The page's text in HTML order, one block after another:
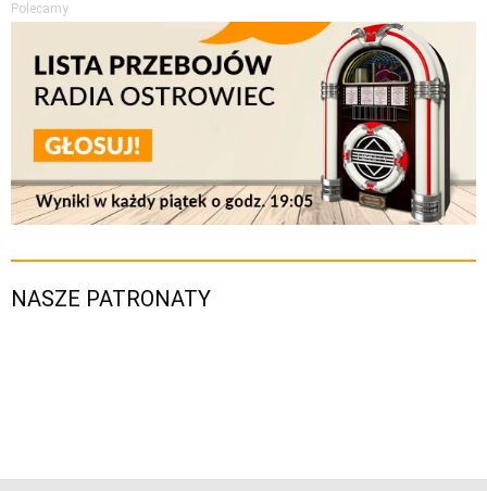
Polecamy
NASZE PATRONATY